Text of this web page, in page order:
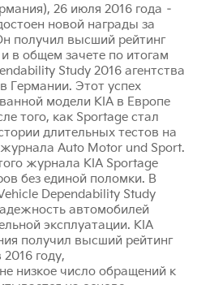
26 июля 2016 года –
новой награды за
получил высший рейтинг
в общем зачете по итогам
Study 2016 агентства
Германии. Этот успех
модели KIA в Европе
того, как Sportage стал
длительных тестов на
Auto Motor und Sport.
журнала KIA Sportage
без единой поломки. В
Dependability Study
автомобилей
эксплуатации. KIA
получил высший рейтинг
году,
низкое число обращений к